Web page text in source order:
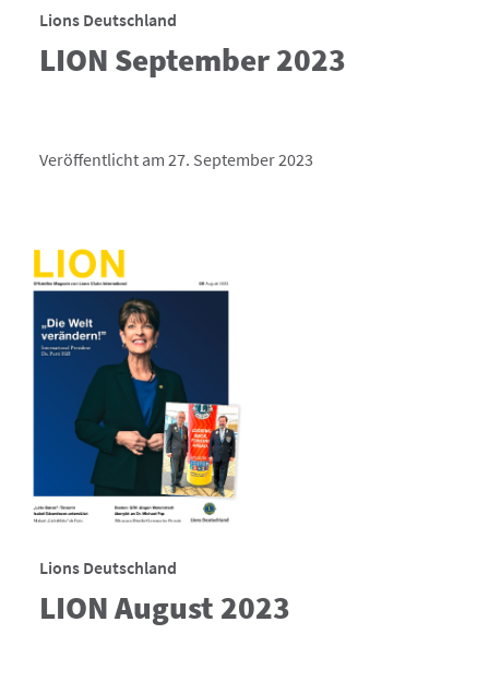
Lions Deutschland
LION September 2023
Veröffentlicht am 27. September 2023
Lions Deutschland
LION August 2023